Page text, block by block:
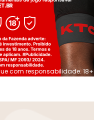
com responsabilidade. 18+